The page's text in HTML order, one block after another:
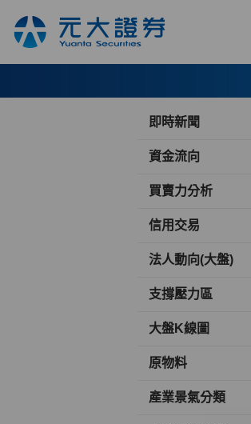
即時新聞
資金流向
買賣力分析
信用交易
法人動向(大盤)
支撐壓力區
大盤K線圖
原物料
產業景氣分類